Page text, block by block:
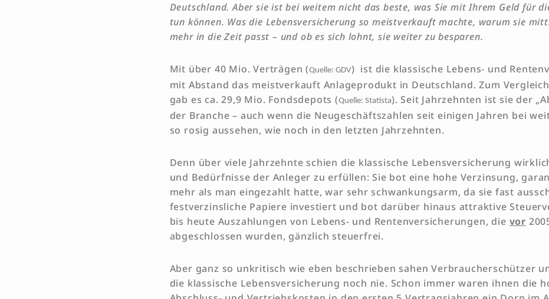
Deutschland. Aber sie ist bei weitem nicht das beste, was Sie mit Ihrem Geld für
tun können. Was die Lebensversicherung so meistverkauft machte, warum sie
mehr in die Zeit passt – und ob es sich lohnt, sie weiter zu besparen.
Mit über 40 Mio. Verträgen(Quelle: GDV) ist die klassische Lebens- und
mit Abstand das meistverkauft Anlageprodukt in Deutschland. Zum
gab es ca. 29,9 Mio. Fondsdepots (Quelle: Statista). Seit Jahrzehnten ist sie der
der Branche – auch wenn die Neugeschäftszahlen seit einigen Jahren bei
so rosig aussehen, wie noch in den letzten Jahrzehnten.
Denn über viele Jahrzehnte schien die klassische Lebensversicherung
und Bedürfnisse der Anleger zu erfüllen: Sie bot eine hohe Verzinsung,
mehr als man eingezahlt hatte, war sehr schwankungsarm, da sie fast
festverzinsliche Papiere investiert und bot darüber hinaus attraktive
bis heute Auszahlungen von Lebens- und Rentenversicherungen, die vor
abgeschlossen wurden, gänzlich steuerfrei.
Aber ganz so unkritisch wie eben beschrieben sahen Verbraucherschützer
die klassische Lebensversicherung noch nie. Schon immer waren ihnen die